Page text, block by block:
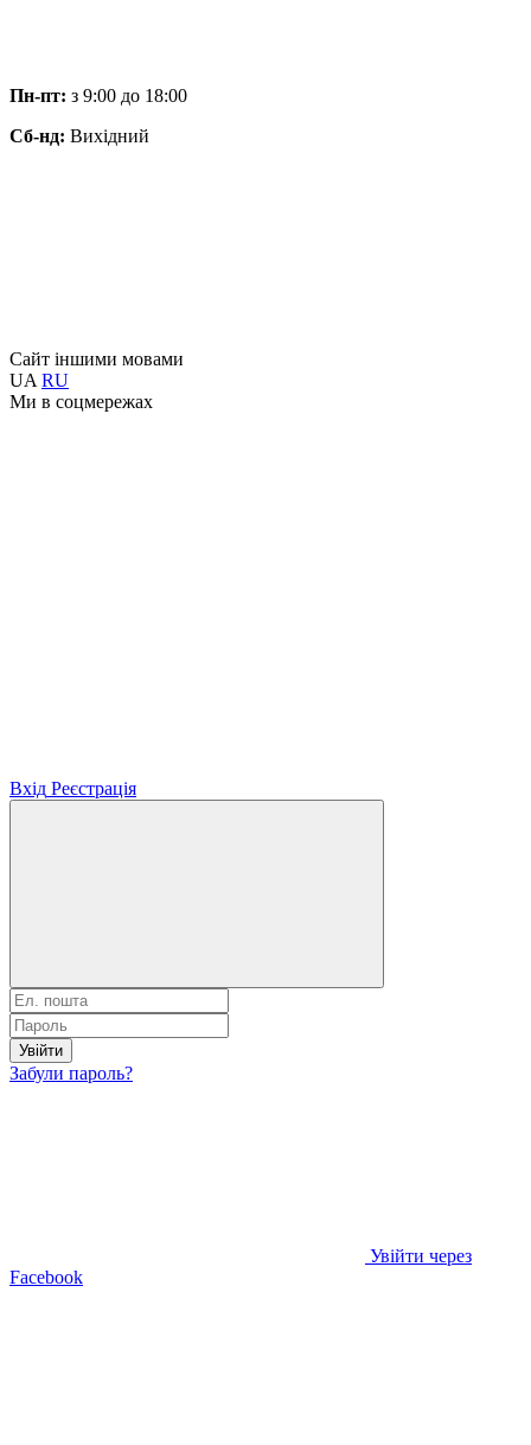
Пн-пт: з 9:00 до 18:00
Сб-нд: Вихідний
Сайт іншими мовами
UA RU
Ми в соцмережах
Вхід Реєстрація
Увійти
Забули пароль?
Увійти через
Facebook